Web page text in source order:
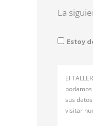
La
Estoy
El
sus
visitar